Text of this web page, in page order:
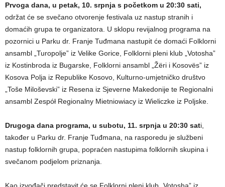
Prvoga dana, u petak, 10. srpnja s početkom u 20:30 sati,
održat će se svečano otvorenje festivala uz nastup stranih i
domaćih grupa te organizatora. U sklopu revijalnog programa na
pozornici u Parku dr. Franje Tuđmana nastupit će domaći Folklorni
ansambl „Turopolje” iz Velike Gorice, Folklorni pleni klub „Votosha”
iz Kostinbroda iz Bugarske, Folklorni ansambl „Žëri i Kosovës” iz
Kosova Polja iz Republike Kosovo, Kulturno-umjetničko društvo
„Toše Miloševski” iz Resena iz Sjeverne Makedonije te Regionalni
ansambl Zespół Regionalny Mietniowiacy iz Wieliczke iz Poljske.
Drugoga dana programa, u subotu, 11. srpnja u 20:30 sati,
također u Parku dr. Franje Tuđmana, na rasporedu je službeni
nastup folklornih grupa, popraćen nastupima folklornih skupina i
svečanom podjelom priznanja.
Kao izvođači predstavit će se Folklorni pleni klub „Votosha” iz